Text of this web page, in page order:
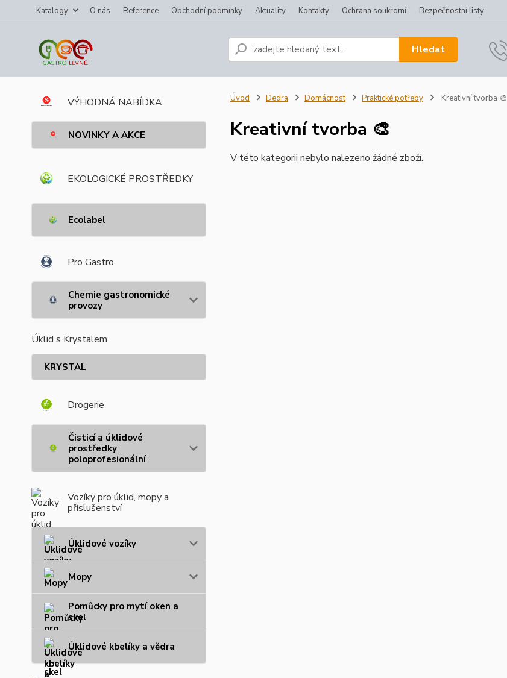
Katalogy O nás Reference Obchodní podmínky Aktuality Kontakty Ochrana soukromí Bezpečnostní listy
Hledat
VÝHODNÁ NABÍDKA
NOVINKY A AKCE
EKOLOGICKÉ PROSTŘEDKY
Ecolabel
Pro Gastro
Chemie gastronomické
provozy
Úklid s Krystalem
KRYSTAL
Drogerie
Čisticí a úklidové
prostředky
poloprofesionální
Vozíky pro úklid, mopy a
příslušenství
Úklidové vozíky
Mopy
Pomůcky pro mytí oken a
skel
Úklidové kbelíky a vědra
Úvod Dedra Domácnost Praktické potřeby Kreativní tvorba 🎨
Kreativní tvorba 🎨
V této kategorii nebylo nalezeno žádné zboží.